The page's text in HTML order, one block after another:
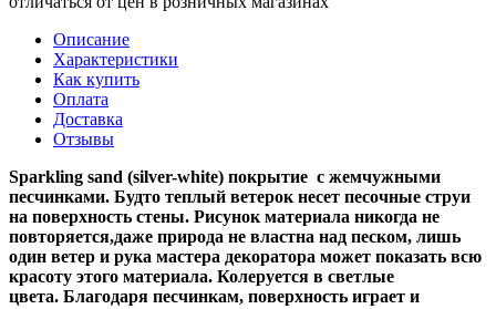
Описание
Характеристики
Как купить
Оплата
Доставка
Отзывы
Sparkling sand (silver-white) покрытие с жемчужными
песчинками. Будто теплый ветерок несет песочные струи
на поверхность стены. Рисунок материала никогда не
повторяется,даже природа не властна над песком, лишь
один ветер и рука мастера декоратора может показать всю
красоту этого материала. Колеруется в светлые
цвета. Благодаря песчинкам, поверхность играет и